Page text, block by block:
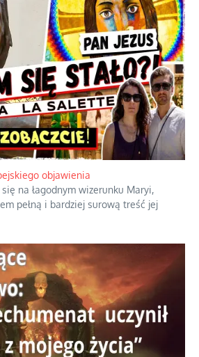
teologicznych podróbek
z ominięciem duchowych skrótów.